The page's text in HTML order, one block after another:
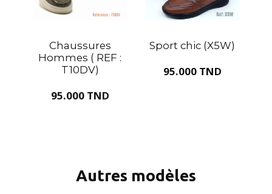
Chaussures
Hommes ( REF :
T10DV)
95.000 TND
Sport chic (X5W)
95.000 TND
Autres modèles